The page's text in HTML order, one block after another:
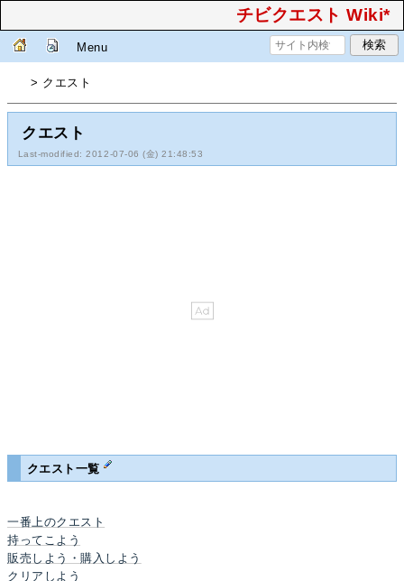
チビクエスト Wiki*
Menu
> クエスト
クエスト
Last-modified: 2012-07-06 (金) 21:48:53
クエスト一覧
一番上のクエスト
持ってこよう
販売しよう・購入しよう
クリアしよう